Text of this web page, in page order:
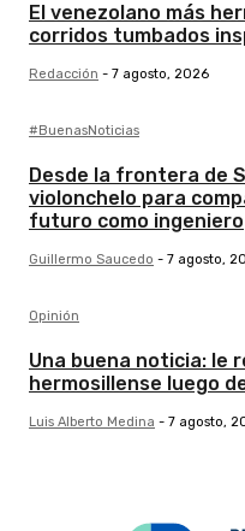
El venezolano más
corridos tumbados
Redacción - 7 agosto, 2026
#BuenasNoticias
Desde la frontera de
violonchelo para
futuro como ingeniero
Guillermo Saucedo - 7 agosto,
Opinión
Una buena noticia: le
hermosillense luego
Luis Alberto Medina - 7 agosto,